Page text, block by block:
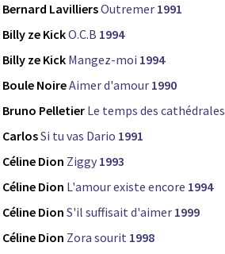
Bernard LavilliersOutremer 1991
Billy ze KickO.C.B 1994
Billy ze Kick Mangez-moi 1994
Boule NoireAimer d'amour 1990
Bruno Pelletier Le temps des cathédrales
CarlosSi tu vas Dario 1991
Céline Dion Ziggy 1993
Céline Dion L'amour existe encore 1994
Céline Dion S'il suffisait d'aimer 1999
Céline Dion Zora sourit 1998